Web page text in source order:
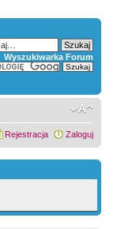
Wyszukiwarka Forum
Rejestracja Zaloguj